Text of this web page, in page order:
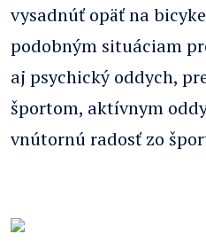
vysadnúť opäť na
podobným situáciam
aj psychický oddych,
športom, aktívnym
vnútornú radosť zo